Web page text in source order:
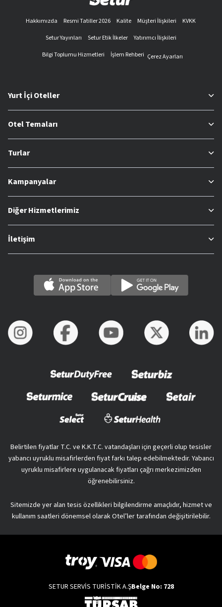
Hakkımızda Resmi Tatiller 2026 Kalite Müşteri İlişkileri
KVKK
Setur Yayınları
Setur Etik İlkeler
Yatırımcı İlişkileri
Bilgi Toplumu Hizmetleri
İşlem Rehberi Çerez Ayarları
Yurt İçi Oteller
Otel Temaları
Turlar
Kampanyalar
Diğer Hizmetlerimiz
İletişim
Belirtilen fiyatlar T.C. ve K.K.T.C. vatandaşları için geçerli olup tesisler
yabancı uyruklu misafirlerden fiyat farkı talep edebilmektedir. Yabancı
uyruklu misafirlere uygulanacak fiyatları çağrı merkezimizden
öğrenebilirsiniz.
Sitemizde yer alan tesis özellikleri bilgilendirme amaçlıdır, hizmet ve
kullanım saatleri dönemsel olarak Otel’ler tarafından değişitirilebilir.
SETUR SERVİS TURİSTİK A.ŞBelge No: 728